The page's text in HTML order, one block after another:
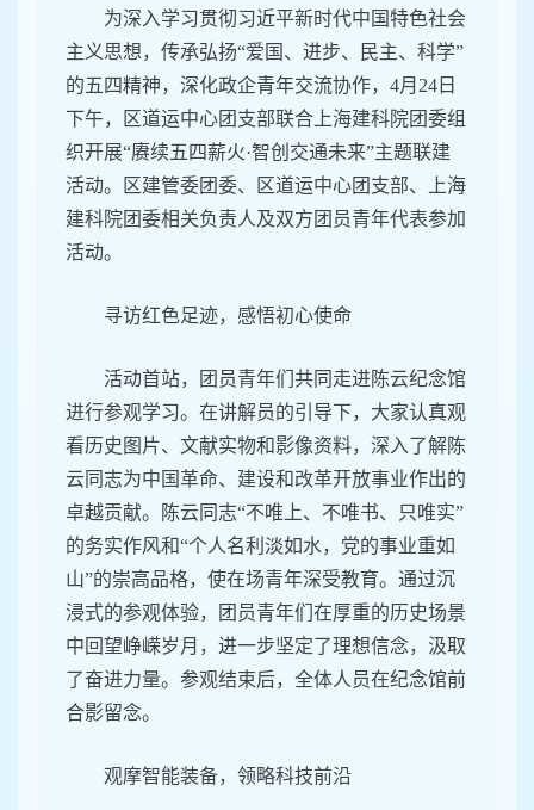
为深入学习贯彻习近平新时代中国特色社会
主义思想，传承弘扬“爱国、进步、民主、科学”
的五四精神，深化政企青年交流协作，4月24日
下午，区道运中心团支部联合上海建科院团委组
织开展“赓续五四薪火·智创交通未来”主题联建
活动。区建管委团委、区道运中心团支部、上海
建科院团委相关负责人及双方团员青年代表参加
活动。
寻访红色足迹，感悟初心使命
活动首站，团员青年们共同走进陈云纪念馆
进行参观学习。在讲解员的引导下，大家认真观
看历史图片、文献实物和影像资料，深入了解陈
云同志为中国革命、建设和改革开放事业作出的
卓越贡献。陈云同志“不唯上、不唯书、只唯实”
的务实作风和“个人名利淡如水，党的事业重如
山”的崇高品格，使在场青年深受教育。通过沉
浸式的参观体验，团员青年们在厚重的历史场景
中回望峥嵘岁月，进一步坚定了理想信念，汲取
了奋进力量。参观结束后，全体人员在纪念馆前
合影留念。
观摩智能装备，领略科技前沿